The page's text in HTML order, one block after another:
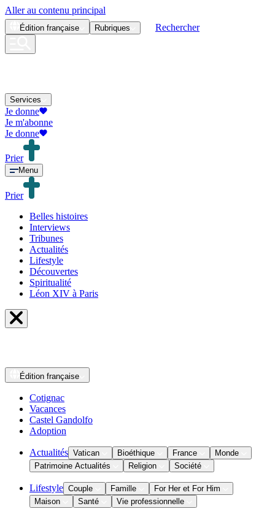
Aller au contenu principal
Édition française Rubriques Rechercher
Services
Je donne
Je m'abonne
Je donne
Prier
Menu
Prier
Belles histoires
Interviews
Tribunes
Actualités
Lifestyle
Découvertes
Spiritualité
Léon XIV à Paris
Édition française
Cotignac
Vacances
Castel Gandolfo
Adoption
Actualités Vatican Bioéthique France
Monde
Patrimoine Actualités
Religion Société
Lifestyle Couple Famille
For Her et For Him
Maison
Santé Vie professionnelle